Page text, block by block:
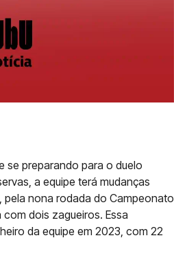
se preparando para o duelo
a equipe terá mudanças
nona rodada do Campeonato
dois zagueiros. Essa
da equipe em 2023, com 22